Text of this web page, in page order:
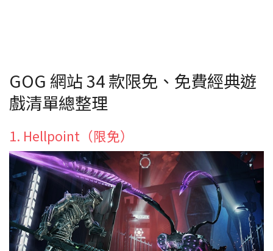
GOG 網站 34 款限免、免費經典遊
戲清單總整理
1. Hellpoint（限免）